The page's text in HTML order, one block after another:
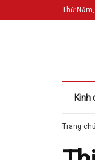
Thứ
Kinh
Trang chủ